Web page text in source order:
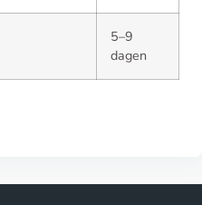
5–9
dagen